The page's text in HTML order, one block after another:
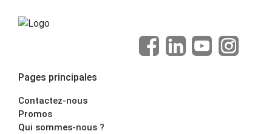
Pages principales
Contactez-nous
Promos
Qui sommes-nous ?